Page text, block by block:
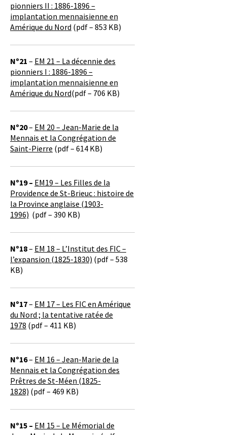
pionniers II : 1886-1896 –
implantation mennaisienne en
Amérique du Nord (pdf – 853 KB)
Nº21 – EM 21 – La décennie des
pionniers I : 1886-1896 –
implantation mennaisienne en
Amérique du Nord(pdf – 706 KB)
Nº20– EM 20 – Jean-Marie de la
Mennais et la Congrégation de
Saint-Pierre (pdf – 614 KB)
Nº19 – EM19 – Les Filles de la
Providence de St-Brieuc : histoire de
la Province anglaise (1903-
1996) (pdf – 390 KB)
Nº18– EM 18 – L’Institut des FIC –
l’expansion (1825-1830) (pdf – 538
KB)
Nº17– EM 17 – Les FIC en Amérique
du Nord ; la tentative ratée de
1978 (pdf – 411 KB)
Nº16– EM 16 – Jean-Marie de la
Mennais et la Congrégation des
Prêtres de St-Méen (1825-
1828) (pdf – 469 KB)
Nº15 – EM 15 – Le Mémorial de